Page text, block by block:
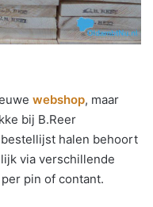
webshop, maar
bij B.Reer
halen behoort
via verschillende
pin of contant.